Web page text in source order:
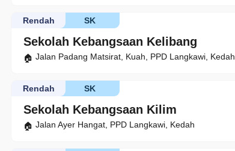
Sekolah Kebangsaan Kelibang
SK
Rendah
Jalan Padang Matsirat, Kuah, PPD Langkawi, Kedah
Sekolah Kebangsaan Kilim
SK
Rendah
Jalan Ayer Hangat, PPD Langkawi, Kedah